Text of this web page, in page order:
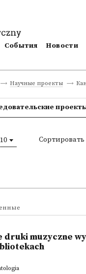
События Новости
Научные проекты
10 Сортировать
druki muzyczne